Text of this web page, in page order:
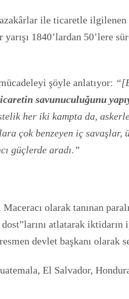
ile ticaretle
1840’lardan 50’lere
şöyle anlatıyor:
savunuculuğunu
her iki kampta da,
çok benzeyen iç savaşlar,
güçlerde aradı.”
olarak tanınan
atlatarak
devlet başkanı olarak
El Salvador,